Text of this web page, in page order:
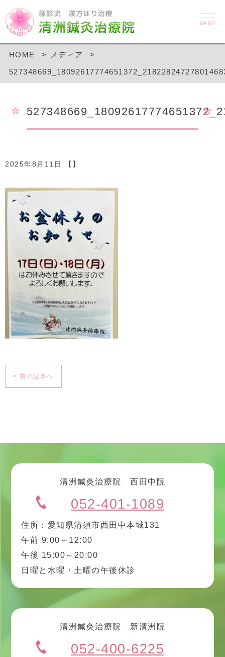
MENU
HOME
メディア
2025年8月11日 【】
< 前の記事へ
清洲鍼灸治療院 西田中院
052-401-1089
住所：愛知県清須市西田中本城131
午前 9:00～12:00
午後 15:00～20:00
日曜と水曜・土曜の午後休診
清洲鍼灸治療院 新清洲院
052-400-6225